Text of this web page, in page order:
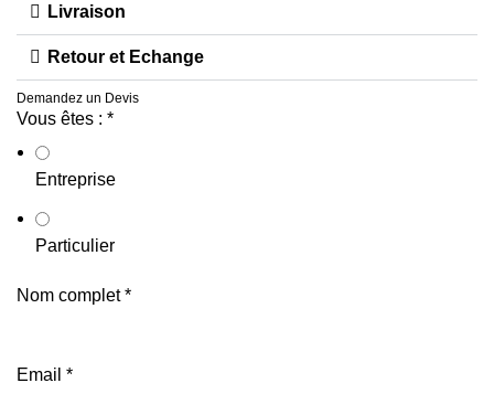
Livraison
Retour et Echange
Demandez un Devis
Vous êtes : *
Entreprise
Particulier
Nom complet*
Email *